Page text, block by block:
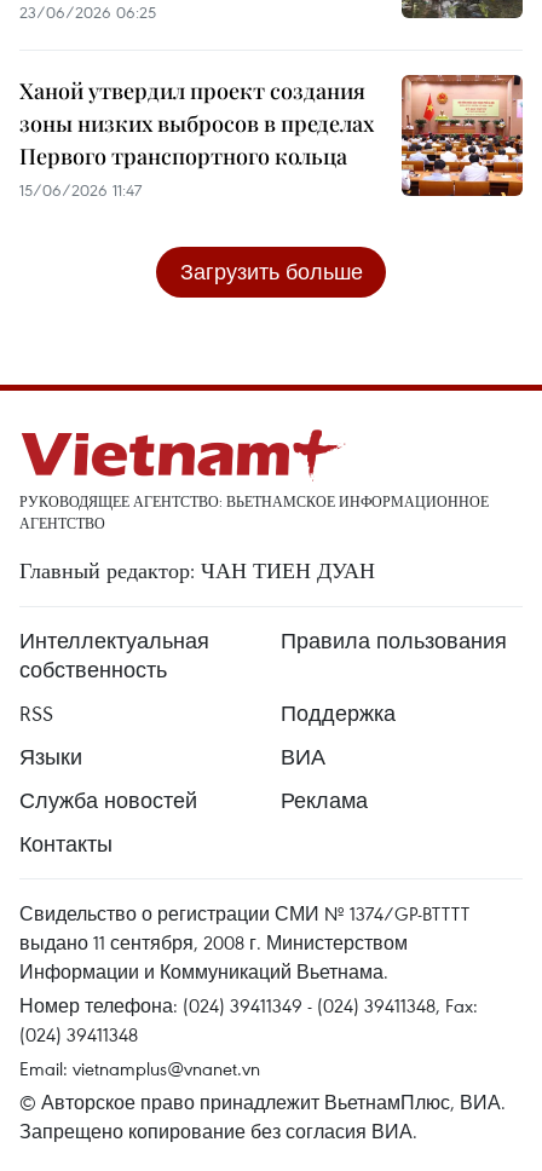
23/06/2026 06:25
Ханой утвердил проект создания
зоны низких выбросов в пределах
Первого транспортного кольца
15/06/2026 11:47
Загрузить больше
РУКОВОДЯЩЕЕ АГЕНТСТВО: ВЬЕТНАМСКОЕ ИНФОРМАЦИОННОЕ
АГЕНТСТВО
Главный редактор: ЧАН ТИЕН ДУАН
Интеллектуальная
собственность
Правила пользования
RSS
Поддержка
Языки
ВИА
Служба новостей
Реклама
Контакты
Свидельство о регистрации СМИ № 1374/GP-BTTTT
выдано 11 сентября, 2008 г. Министерством
Информации и Коммуникаций Вьетнама.
Номер телефона: (024) 39411349 - (024) 39411348, Fax:
(024) 39411348
Email: vietnamplus@vnanet.vn
© Авторское право принадлежит ВьетнамПлюс, ВИА.
Запрещено копирование без согласия ВИА.